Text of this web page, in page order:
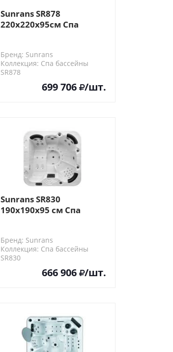
Sunrans SR878
220х220х95см Спа
Бренд: Sunrans
Коллекция: Спа бассейны
SR878
699 706 /шт.
Sunrans SR830
190х190х95 см Спа
Бренд: Sunrans
Коллекция: Спа бассейны
SR830
666 906 /шт.